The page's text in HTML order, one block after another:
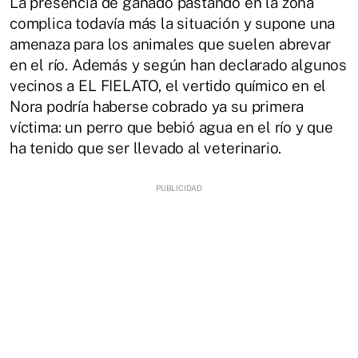
complica todavía más la situación y supone una
amenaza para los animales que suelen abrevar
en el río. Además y según han declarado algunos
vecinos a EL FIELATO, el vertido químico en el
Nora podría haberse cobrado ya su primera
víctima: un perro que bebió agua en el río y que
ha tenido que ser llevado al veterinario.